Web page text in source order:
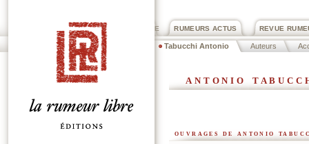
REVUE
RUMEURS ACTUS
PRIX ROGER DEXTRE
Tabucchi Antonio Auteurs
antonio
ouvrages de antonio